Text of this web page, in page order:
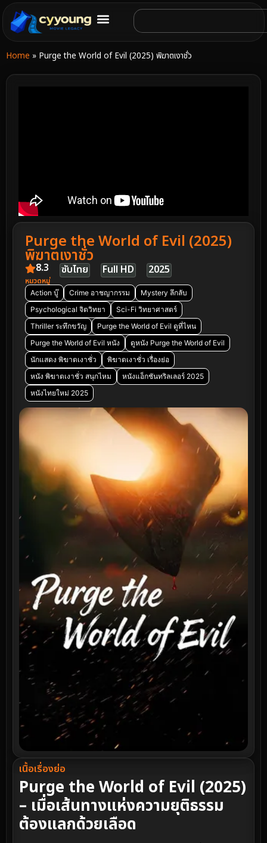
Home » Purge the World of Evil (2025) พิฆาตเงาชั่ว
Purge the World of Evil (2025)
พิฆาตเงาชั่ว
8.3 ซับไทย Full HD 2025
หมวดหมู่
Action บู๊ Crime อาชญากรรม
Mystery ลึกลับ
Psychological จิตวิทยา
Sci-Fi วิทยาศาสตร์
Thriller ระทึกขวัญ
Purge the World of Evil ดูที่ไหน
Purge the World of Evil หนัง
ดูหนัง Purge the World of Evil
นักแสดง พิฆาตเงาชั่ว
พิฆาตเงาชั่ว เรื่องย่อ
หนัง พิฆาตเงาชั่ว สนุกไหม
หนังแอ็กชันทริลเลอร์ 2025
หนังไทยใหม่ 2025
เนื้อเรื่องย่อ
Purge the World of Evil (2025)
– เมื่อเส้นทางแห่งความยุติธรรม
ต้องแลกด้วยเลือด